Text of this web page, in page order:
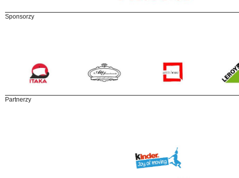
Sponsorzy
Partnerzy